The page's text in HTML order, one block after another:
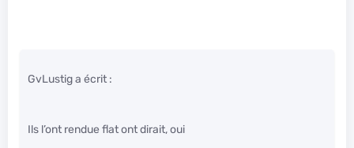
GvLustig a écrit :
Ils l’ont rendue flat ont dirait, oui